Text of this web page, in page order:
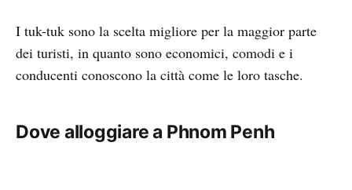
I tuk-tuk sono la scelta migliore per la maggior parte
dei turisti, in quanto sono economici, comodi e i
conducenti conoscono la città come le loro tasche.
Dove alloggiare a Phnom Penh